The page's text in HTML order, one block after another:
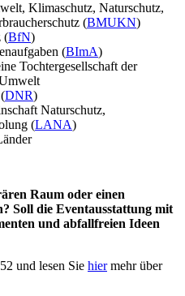
Klimaschutz, Naturschutz,
(BMUKN)
(BfN)
(BImA)
Tochtergesellschaft der
DNR)
Naturschutz,
(LANA)
Raum oder einen
Soll die Eventausstattung mit
und abfallfreien Ideen
und lesen Sie hiermehr über